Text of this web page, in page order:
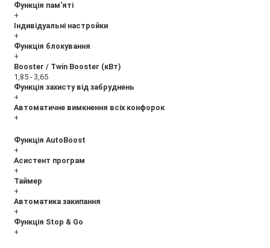
Функція пам'яті
+
Індивідуальні настройки
+
Функція блокування
+
Booster / Twin Booster (кВт)
1,85 - 3,65
Функція захисту від забруднень
+
Автоматичне вимкнення всіх конфорок
+
Функція AutoBoost
+
Асистент програм
+
Таймер
+
Автоматика закипання
+
Функція Stop & Go
+